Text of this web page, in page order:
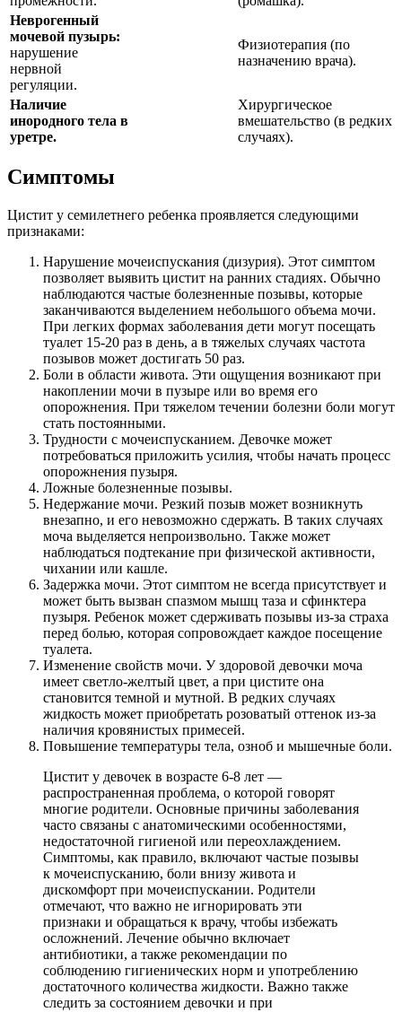
Неврогенный
мочевой пузырь:
нарушение
нервной
регуляции.
Физиотерапия (по
назначению врача).
Наличие
инородного тела в
уретре.
Хирургическое
вмешательство (в редких
случаях).
Симптомы
Цистит у семилетнего ребенка проявляется следующими
признаками:
Нарушение мочеиспускания (дизурия). Этот симптом
позволяет выявить цистит на ранних стадиях. Обычно
наблюдаются частые болезненные позывы, которые
заканчиваются выделением небольшого объема мочи.
При легких формах заболевания дети могут посещать
туалет 15-20 раз в день, а в тяжелых случаях частота
позывов может достигать 50 раз.
Боли в области живота. Эти ощущения возникают при
накоплении мочи в пузыре или во время его
опорожнения. При тяжелом течении болезни боли могут
стать постоянными.
Трудности с мочеиспусканием. Девочке может
потребоваться приложить усилия, чтобы начать процесс
опорожнения пузыря.
Ложные болезненные позывы.
Недержание мочи. Резкий позыв может возникнуть
внезапно, и его невозможно сдержать. В таких случаях
моча выделяется непроизвольно. Также может
наблюдаться подтекание при физической активности,
чихании или кашле.
Задержка мочи. Этот симптом не всегда присутствует и
может быть вызван спазмом мышц таза и сфинктера
пузыря. Ребенок может сдерживать позывы из-за страха
перед болью, которая сопровождает каждое посещение
туалета.
Изменение свойств мочи. У здоровой девочки моча
имеет светло-желтый цвет, а при цистите она
становится темной и мутной. В редких случаях
жидкость может приобретать розоватый оттенок из-за
наличия кровянистых примесей.
Повышение температуры тела, озноб и мышечные боли.
Цистит у девочек в возрасте 6-8 лет —
распространенная проблема, о которой говорят
многие родители. Основные причины заболевания
часто связаны с анатомическими особенностями,
недостаточной гигиеной или переохлаждением.
Симптомы, как правило, включают частые позывы
к мочеиспусканию, боли внизу живота и
дискомфорт при мочеиспускании. Родители
отмечают, что важно не игнорировать эти
признаки и обращаться к врачу, чтобы избежать
осложнений. Лечение обычно включает
антибиотики, а также рекомендации по
соблюдению гигиенических норм и употреблению
достаточного количества жидкости. Важно также
следить за состоянием девочки и при